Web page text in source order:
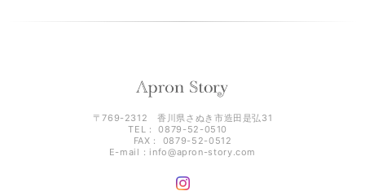
〒769-2312 香川県さぬき市造田是弘31
TEL： 0879-52-0510
FAX： 0879-52-0512
E-mail： info@apron-story.com